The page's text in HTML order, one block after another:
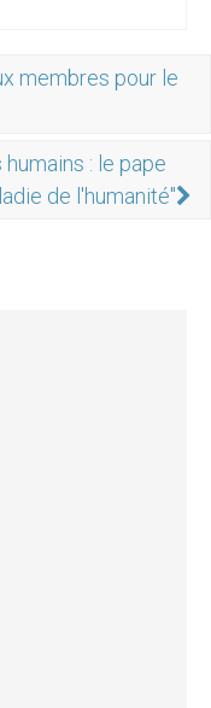
membres pour le
: le pape
de l'humanité"